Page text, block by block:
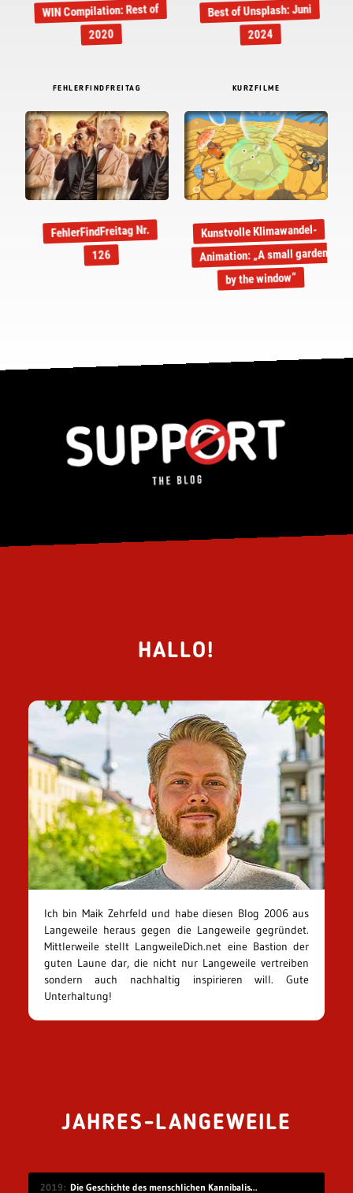
WIN Compilation: Rest of
2020
Best of Unsplash: Juni
2024
FEHLERFINDFREITAG
FehlerFindFreitag Nr.
126
KURZFILME
Kunstvolle Klimawandel-
Animation: „A small garden
by the window“
HALLO!
Ich bin Maik Zehrfeld und habe diesen Blog 2006 aus
Langeweile heraus gegen die Langeweile gegründet.
Mittlerweile stellt LangweileDich.net eine Bastion der
guten Laune dar, die nicht nur Langeweile vertreiben
sondern auch nachhaltig inspirieren will. Gute
Unterhaltung!
JAHRES-LANGEWEILE
2019 Die Geschichte des menschlichen Kannibalismus